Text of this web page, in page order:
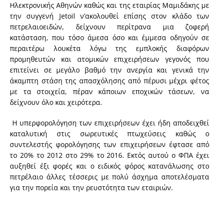
Ηλεκτρονικής Αθηνών καθώς και της εταιρίας Μαμιδάκης με
την συγγενή Jetoil ν’ακολουθεί επίσης στον κλάδο των
πετρελαιοειδών, δείχνουν περίτρανα μια ζοφερή
κατάσταση, που τόσο άμεσα όσο και έμμεσα οδηγούν σε
περαιτέρω λουκέτα λόγω της εμπλοκής διαφόρων
προμηθευτών και ατομικών επιχειρήσεων γεγονός που
επιτείνει σε μεγάλο βαθμό την ανεργία και γενικά την
άκαμπτη στάση της απασχόλησης από πέρυσι μέχρι φέτος
με τα στοιχεία, πέραν κάποιων εποχικών τάσεων, να
δείχνουν όλο και χειρότερα.
Η υπερφορολόγηση των επιχειρήσεων έχει ήδη αποδειχθεί
καταλυτική στις σωρευτικές πτωχεύσεις καθώς ο
συντελεστής φορολόγησης των επιχειρήσεων έφτασε από
το 20% το 2012 στο 29% το 2016. Εκτός αυτού ο ΦΠΑ έχει
αυξηθεί έξι φορές και ο ειδικός φόρος κατανάλωσης στο
πετρέλαιο άλλες τέσσερις με πολύ άσχημα αποτελέσματα
για την πορεία και την ρευστότητα των εταιριών.